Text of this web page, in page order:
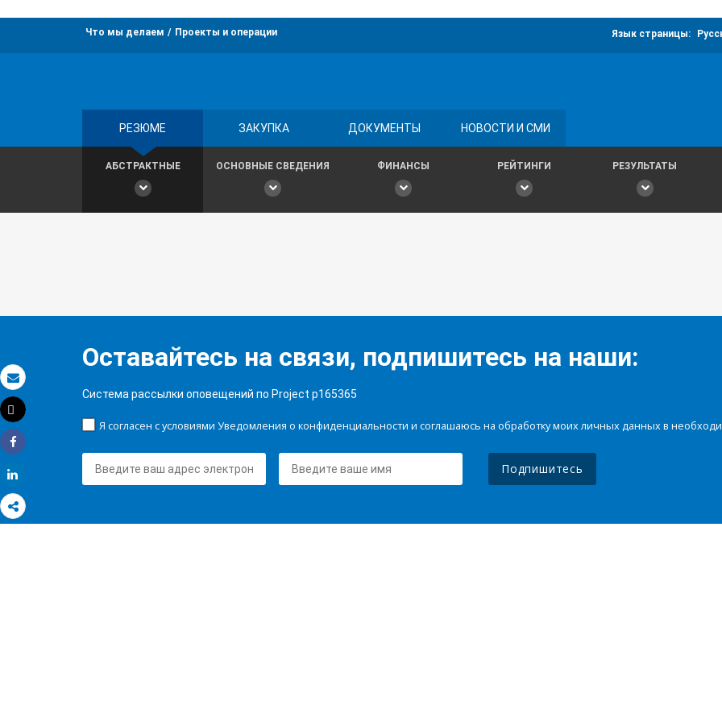
Электронная почта
Распечатать
Tweet
Share
Что мы делаем Проекты и операции Язык страницы:
РЕЗЮМЕ ЗАКУПКА ДОКУМЕНТЫ НОВОСТИ И СМИ
АБСТРАКТНЫЕ ОСНОВНЫЕ СВЕДЕНИЯ ФИНАНСЫ РЕЙТИНГИ РЕЗУЛЬТАТЫ
Оставайтесь на связи, подпишитесь на наши:
Система рассылки оповещений по Project p165365
Я согласен с условиями Уведомления о конфиденциальности и соглашаюсь на обработку моих личных данных в
Подпишитесь